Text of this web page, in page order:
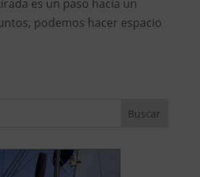
es un paso hacia un
podemos hacer espacio